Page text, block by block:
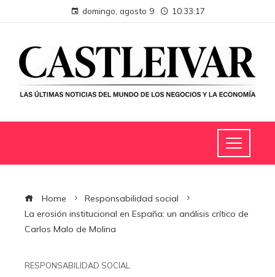
domingo, agosto 9 10:33:18
Home
Responsabilidad social
La erosión institucional en España: un análisis crítico de
Carlos Malo de Molina
RESPONSABILIDAD SOCIAL